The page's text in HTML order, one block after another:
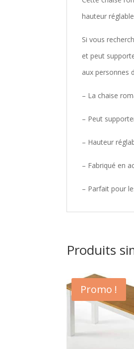
hauteur
Si vous
et peut
aux personnes
– La chaise
– Peut
– Hauteur
– Fabriqué en
– Parfait pour
Produits
Promo !